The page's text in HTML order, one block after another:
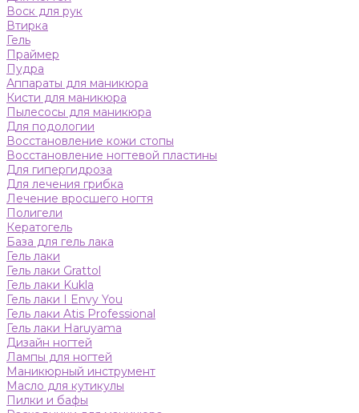
Воск для рук
Втирка
Гель
Праймер
Пудра
Аппараты для маникюра
Кисти для маникюра
Пылесосы для маникюра
Для подологии
Восстановление кожи стопы
Восстановление ногтевой пластины
Для гипергидроза
Для лечения грибка
Лечение вросшего ногтя
Полигели
Кератогель
База для гель лака
Гель лаки
Гель лаки Grattol
Гель лаки Kukla
Гель лаки I Envy You
Гель лаки Atis Professional
Гель лаки Haruyama
Дизайн ногтей
Лампы для ногтей
Маникюрный инструмент
Масло для кутикулы
Пилки и бафы